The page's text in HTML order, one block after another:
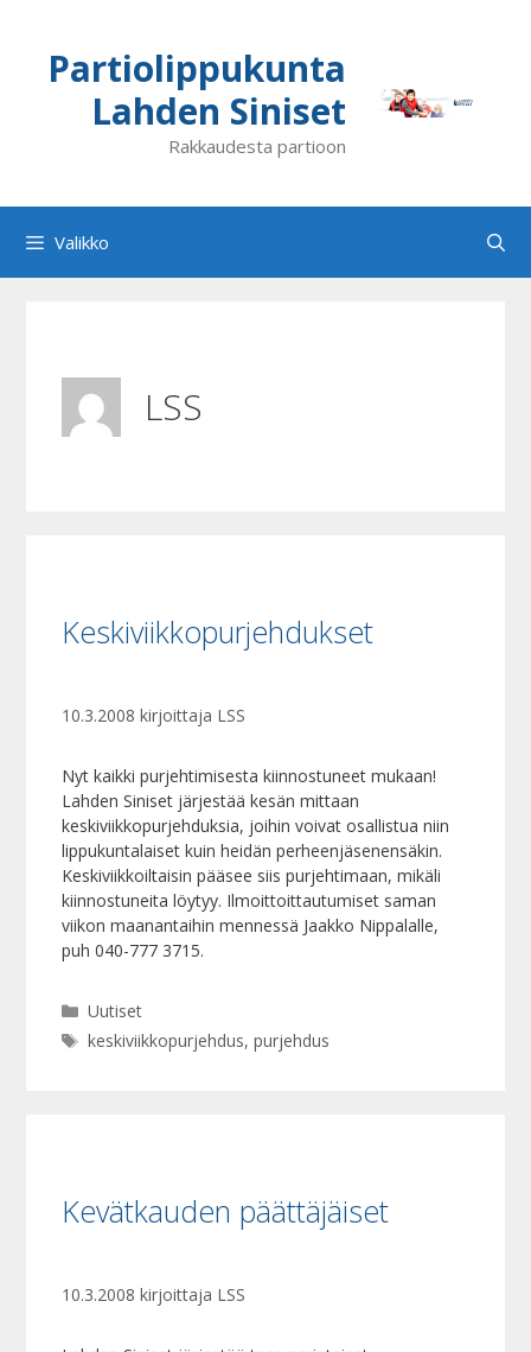
Partiolippukunta
Lahden Siniset
Rakkaudesta partioon
Valikko
LSS
Keskiviikkopurjehdukset
10.3.2008 kirjoittaja LSS
Nyt kaikki purjehtimisesta kiinnostuneet mukaan!
Lahden Siniset järjestää kesän mittaan
keskiviikkopurjehduksia, joihin voivat osallistua niin
lippukuntalaiset kuin heidän perheenjäsenensäkin.
Keskiviikkoiltaisin pääsee siis purjehtimaan, mikäli
kiinnostuneita löytyy. Ilmoittoittautumiset saman
viikon maanantaihin mennessä Jaakko Nippalalle,
puh 040-777 3715.
Kategoriat
Uutiset
Avainsanat
keskiviikkopurjehdus, purjehdus
Kevätkauden päättäjäiset
10.3.2008 kirjoittaja LSS